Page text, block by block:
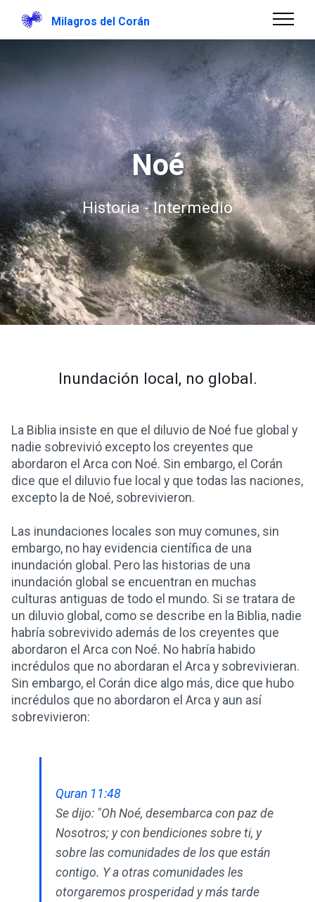
Milagros del Corán
Noé
Historia - Intermedio
Inundación local, no global.
La Biblia insiste en que el diluvio de Noé fue global y
nadie sobrevivió excepto los creyentes que
abordaron el Arca con Noé. Sin embargo, el Corán
dice que el diluvio fue local y que todas las naciones,
excepto la de Noé, sobrevivieron.
Las inundaciones locales son muy comunes, sin
embargo, no hay evidencia científica de una
inundación global. Pero las historias de una
inundación global se encuentran en muchas
culturas antiguas de todo el mundo. Si se tratara de
un diluvio global, como se describe en la Biblia, nadie
habría sobrevivido además de los creyentes que
abordaron el Arca con Noé. No habría habido
incrédulos que no abordaran el Arca y sobrevivieran.
Sin embargo, el Corán dice algo más, dice que hubo
incrédulos que no abordaron el Arca y aun así
sobrevivieron:
Quran 11:48
Se dijo: "Oh Noé, desembarca con paz de
Nosotros; y con bendiciones sobre ti, y
sobre las comunidades de los que están
contigo. Y a otras comunidades les
otorgaremos prosperidad y más tarde